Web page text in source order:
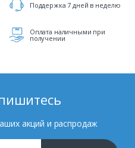
Поддержка 7 дней в неделю
Оплата наличными при
получении
акций и распродаж